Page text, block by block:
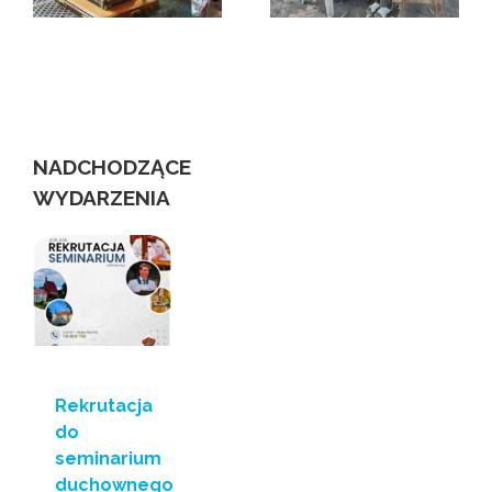
matce Czackiej i
NADCHODZĄCE
WYDARZENIA
Rekrutacja
do
seminarium
duchownego